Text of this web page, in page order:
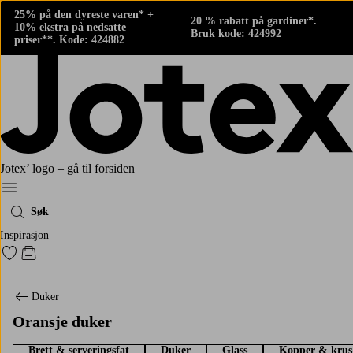
25% på den dyreste varen* +
10% ekstra på nedsatte
priser**. Kode: 424882
20 % rabatt på gardiner*.
Bruk kode: 424992
Jotex’ logo – gå til forsiden
Meny
Søk
Inspirasjon
Gå til favorittmerkede produkter
Gå til handlekurven
Duker
Oransje duker
Brett & serveringsfat Duker Glass Kopper & krus